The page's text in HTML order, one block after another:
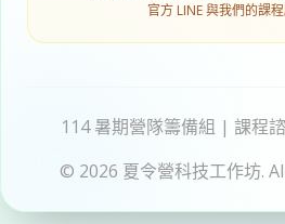
官方 LINE 與我們的課
114 暑期營隊籌備組 | 課程
© 2026 夏令營科技工作坊.